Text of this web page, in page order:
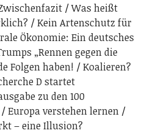
Was heißt
Kein Artenschutz für
Ökonomie: Ein deutsches
„Rennen gegen die
Folgen haben!
Koalieren?
D startet
zu den 100
Europa verstehen lernen
– eine Illusion?